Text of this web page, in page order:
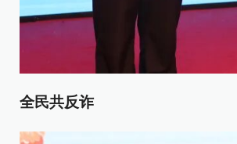
全民共反诈